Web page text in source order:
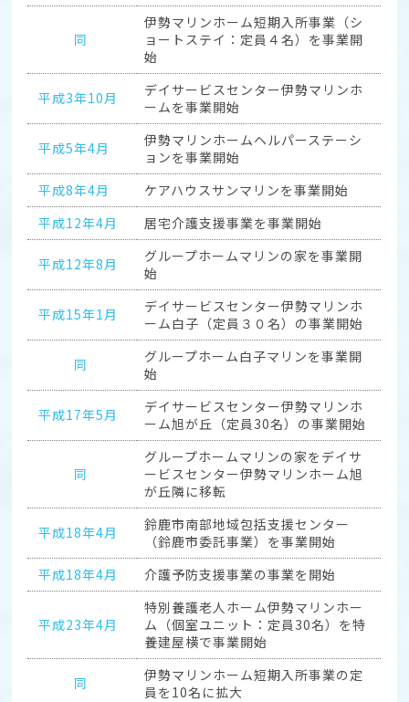
同
伊勢マリンホーム短期入所事業（シ
ョートステイ：定員４名）を事業開
始
平成3年10月
デイサービスセンター伊勢マリンホ
ームを事業開始
平成5年4月
伊勢マリンホームヘルパーステーシ
ョンを事業開始
平成8年4月
ケアハウスサンマリンを事業開始
平成12年4月
居宅介護支援事業を事業開始
平成12年8月
グループホームマリンの家を事業開
始
平成15年1月
デイサービスセンター伊勢マリンホ
ーム白子（定員３０名）の事業開始
同
グループホーム白子マリンを事業開
始
平成17年5月
デイサービスセンター伊勢マリンホ
ーム旭が丘（定員30名）の事業開始
同
グループホームマリンの家をデイサ
ービスセンター伊勢マリンホーム旭
が丘隣に移転
平成18年4月
鈴鹿市南部地域包括支援センター
（鈴鹿市委託事業）を事業開始
平成18年4月
介護予防支援事業の事業を開始
平成23年4月
特別養護老人ホーム伊勢マリンホー
ム（個室ユニット：定員30名）を特
養建屋横で事業開始
同
伊勢マリンホーム短期入所事業の定
員を10名に拡大